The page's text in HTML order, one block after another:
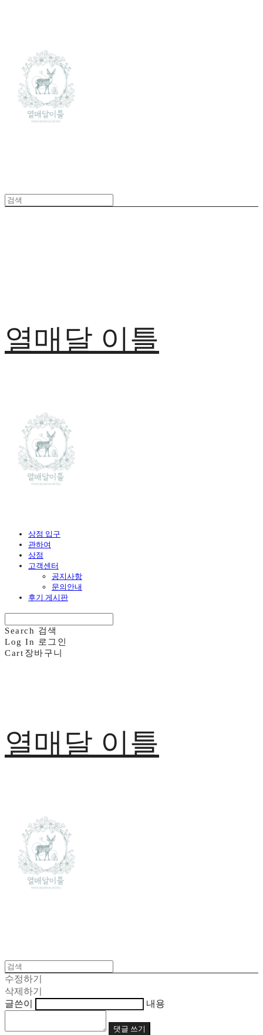
열매달 이틀
상점 입구
관하여
상점
고객센터
공지사항
문의안내
후기 게시판
Search 검색
Log In
로그인
Cart 장바구니
열매달 이틀
수정하기
삭제하기
글쓴이
내용
댓글 쓰기